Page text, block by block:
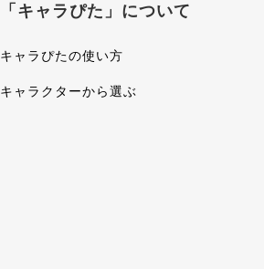
「キャラぴた」について
キャラぴたの使い方
キャラクターから選ぶ